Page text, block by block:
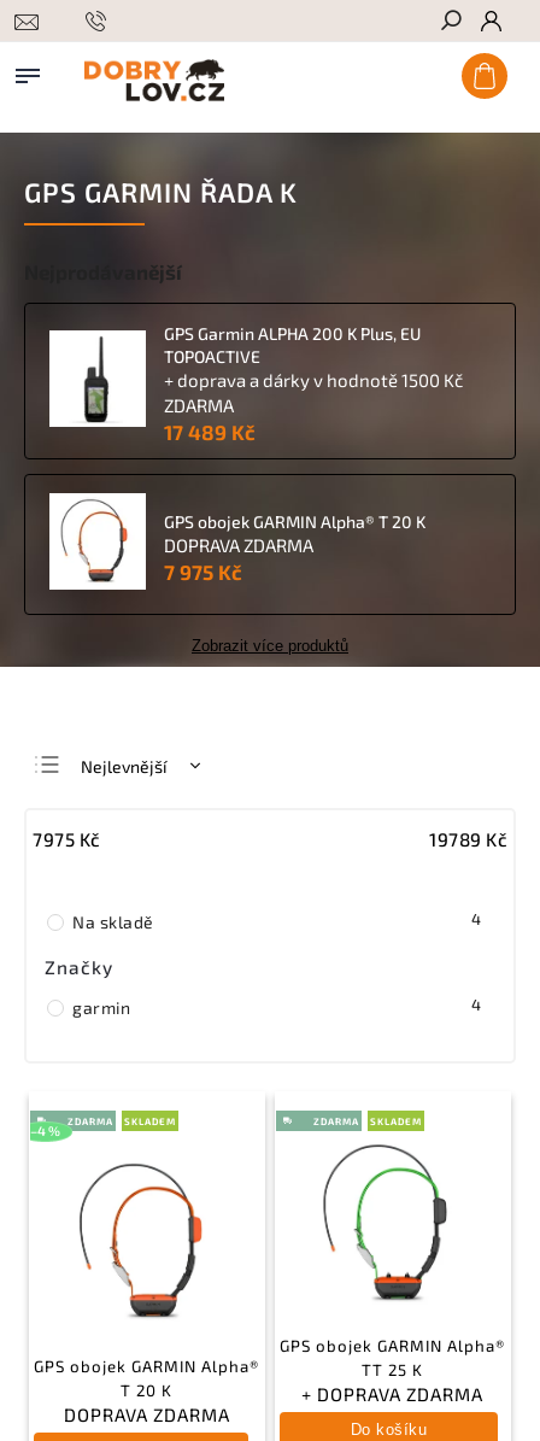
Hledat
GPS GARMIN ŘADA K
Nejprodávanější
GPS Garmin ALPHA 200 K Plus, EU
TOPOACTIVE
+ doprava a dárky v hodnotě 1500 Kč
ZDARMA
17 489 Kč
GPS obojek GARMIN Alpha® T 20 K
DOPRAVA ZDARMA
7 975 Kč
Zobrazit více produktů
Nejlevnější
Nejprodávanější
7975 Kč 19789 Kč
Na skladě 4
Značky
garmin 4
SKLADEM
–4 %
GPS obojek GARMIN Alpha®
T 20 K
DOPRAVA ZDARMA
SKLADEM
GPS obojek GARMIN Alpha®
TT 25 K
+ DOPRAVA ZDARMA
Do košíku